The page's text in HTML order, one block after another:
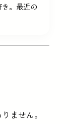
。最近の
ません。